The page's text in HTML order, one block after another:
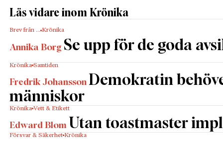
Läs vidare inom Krönika
Brev från … Krönika
Annika Borg Se upp för de goda
Krönika Samtiden
Fredrik Johansson Demokratin
människor
Krönika Vett & Etikett
Edward Blom Utan toastmaster
Försvar & Säkerhet Krönika